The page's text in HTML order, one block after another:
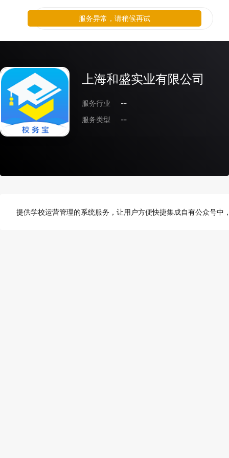
上海和盛实业有限公司
服务行业
--
服务类型
--
提供学校运营管理的系统服务，让用户方便快捷集成自有公众号
服务异常，请稍候再试